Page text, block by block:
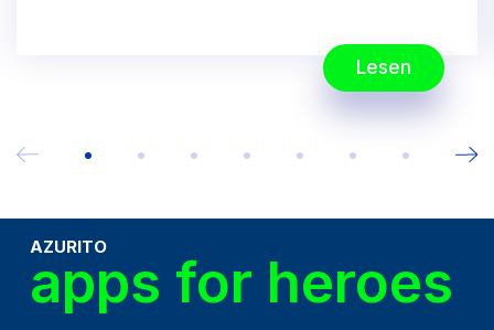
Lesen
AZURITO
apps for heroes